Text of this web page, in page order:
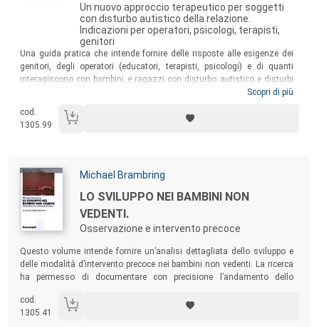
Un nuovo approccio terapeutico per soggetti
con disturbo autistico della relazione.
Indicazioni per operatori, psicologi, terapisti,
genitori
Sommario:
Una guida pratica che intende fornire delle risposte alle esigenze dei
genitori, degli operatori (educatori, terapisti, psicologi) e di quanti
interagiscono con bambini e ragazzi con disturbo autistico e disturbi
della relazione. Il testo illustra la Terapia Multisistemica in Acqua
l’integrazione sociale, favorendo la rieducazione e la modificazione
degli schemi cognitivi, comportamentali, comunicativi, emotivi e
Scopri di più
cod.
1305.99
Autori:
Michael Brambring
Titolo:
LO SVILUPPO NEI BAMBINI NON
VEDENTI.
Osservazione e intervento precoce
Questo volume intende fornire un’analisi dettagliata dello sviluppo e
delle modalità d’intervento precoce nei bambini non vedenti. La ricerca
ha permesso di documentare con precisione l’andamento dello
il 6° anno di vita, e di elaborare un sistema di griglie operative che
aiutino l’educatore a individuare il tipo di intervento più adeguato.
cod.
1305.41